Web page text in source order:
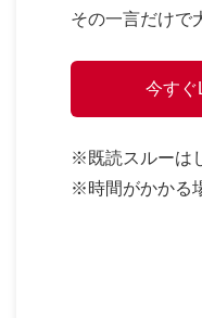
その一言だけで
今すぐ
※既読スルーは
※時間がかかる